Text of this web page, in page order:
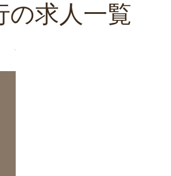
の求人一覧